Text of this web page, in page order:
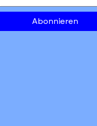
Abonnieren